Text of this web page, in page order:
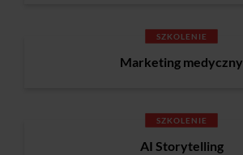
SZKOLENIE
Marketing medyczny
SZKOLENIE
AI Storytelling